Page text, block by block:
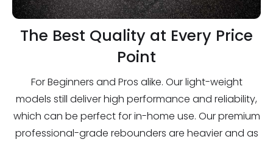
The Best Quality at Every Price
Point
For Beginners and Pros alike. Our light-weight
models still deliver high performance and reliability,
which can be perfect for in-home use. Our premium
professional-grade rebounders are heavier and as